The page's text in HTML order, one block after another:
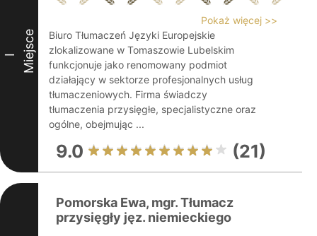
I Miejsce
Pokaż więcej >>
Biuro Tłumaczeń Języki Europejskie
zlokalizowane w Tomaszowie Lubelskim
funkcjonuje jako renomowany podmiot
działający w sektorze profesjonalnych usług
tłumaczeniowych. Firma świadczy
tłumaczenia przysięgłe, specjalistyczne oraz
ogólne, obejmując ...
9.0 (21)
Pomorska Ewa, mgr. Tłumacz
przysięgły jęz. niemieckiego